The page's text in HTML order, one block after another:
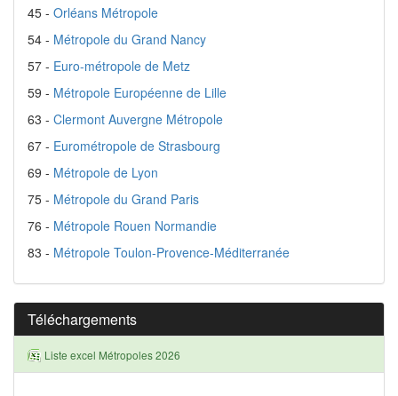
45 - Orléans Métropole
54 - Métropole du Grand Nancy
57 - Euro-métropole de Metz
59 - Métropole Européenne de Lille
63 - Clermont Auvergne Métropole
67 - Eurométropole de Strasbourg
69 - Métropole de Lyon
75 - Métropole du Grand Paris
76 - Métropole Rouen Normandie
83 - Métropole Toulon-Provence-Méditerranée
Téléchargements
Liste excel Métropoles 2026